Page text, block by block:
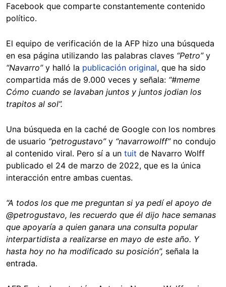
Facebook que comparte constantemente contenido
político.
El equipo de verificación de la AFP hizo una búsqueda
en esa página utilizando las palabras claves “Petro”y
“Navarro” y halló la publicación original, que ha sido
compartida más de 9.000 veces y señala: “#meme
Cómo cuando se lavaban juntos y juntos jodian los
trapitos al sol”.
Una búsqueda en la caché de Google con los nombres
de usuario “petrogustavo”y “navarrowolff”no condujo
al contenido viral. Pero sí a un tuit de Navarro Wolff
publicado el 24 de marzo de 2022, que es la única
interacción entre ambas cuentas.
“A todos los que me preguntan si ya pedí el apoyo de
@petrogustavo, les recuerdo que él dijo hace semanas
que apoyaría a quien ganara una consulta popular
interpartidista a realizarse en mayo de este año. Y
hasta hoy no ha modificado su posición”, señala la
entrada.